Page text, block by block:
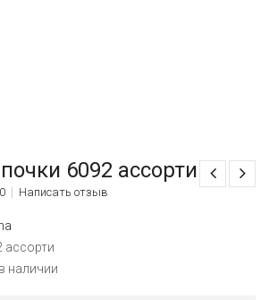
6092 ассорти
Написать отзыв
ассорти
наличии